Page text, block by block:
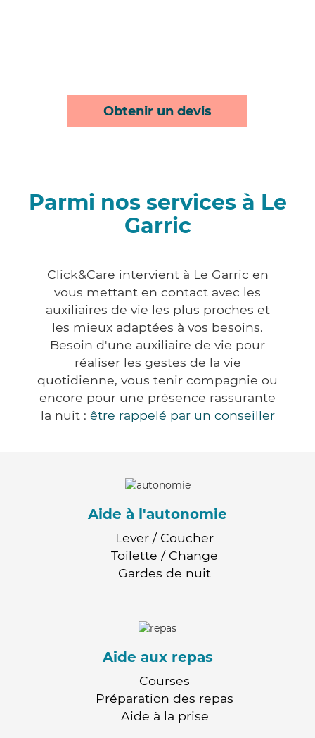
Obtenir un devis
Parmi nos services à Le
Garric
Click&Care intervient à Le Garric en
vous mettant en contact avec les
auxiliaires de vie les plus proches et
les mieux adaptées à vos besoins.
Besoin d'une auxiliaire de vie pour
réaliser les gestes de la vie
quotidienne, vous tenir compagnie ou
encore pour une présence rassurante
la nuit : être rappelé par un conseiller
Aide à l'autonomie
Lever / Coucher
Toilette / Change
Gardes de nuit
Aide aux repas
Courses
Préparation des repas
Aide à la prise